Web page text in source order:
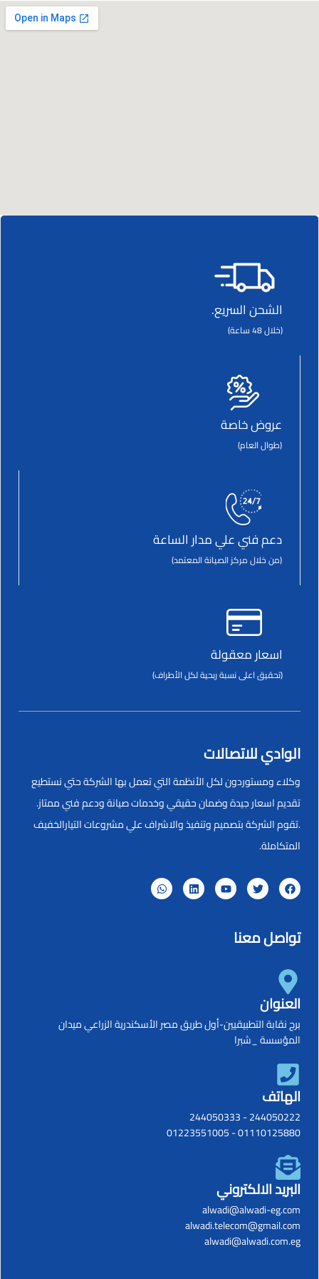
الشحن السريع.
(خلال 48 ساعة)
عروض خاصة
(طوال العام)
دعم فني علي مدار الساعة
(من خلال مركز الصيانة المعتمد)
اسعار معقولة
(تحقيق اعلى نسبة ربحية لكل الأطراف)
الوادي للاتصالات
وكلاء ومستوردون لكل الأنظمة التي تعمل بها الشركة حتي نستطيع
تقديم اسعار جيدة وضمان حقيقي وخدمات صيانة ودعم فني ممتاز.
.تقوم الشركة بتصميم وتنفيذ والاشراف علي مشروعات التيارالخفيف
المتكاملة.
تواصل معنا
العنوان
برج نقابة التطبيقيين-أول طريق مصر الأسكندرية الزراعي ميدان
المؤسسة _شبرا
الهاتف
244050222
-
244050333
01110125880
-
01223551005
البريد الالكتروني
alwadi@alwadi-eg.com
alwadi.telecom@gmail.com
alwadi@alwadi.com.eg